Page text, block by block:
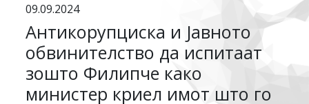
09.09.2024
Антикорупциска и Јавното
обвинителство да испитаат
зошто Филипче како
министер криел имот што го